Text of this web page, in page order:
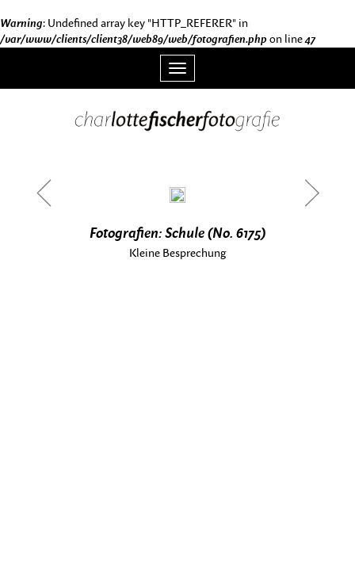
Warning: Undefined array key "HTTP_REFERER" in
/var/www/clients/client38/web89/web/fotografien.php on line47
Toggle
Fotografien: Schule (No. 6175)
Kleine Besprechung